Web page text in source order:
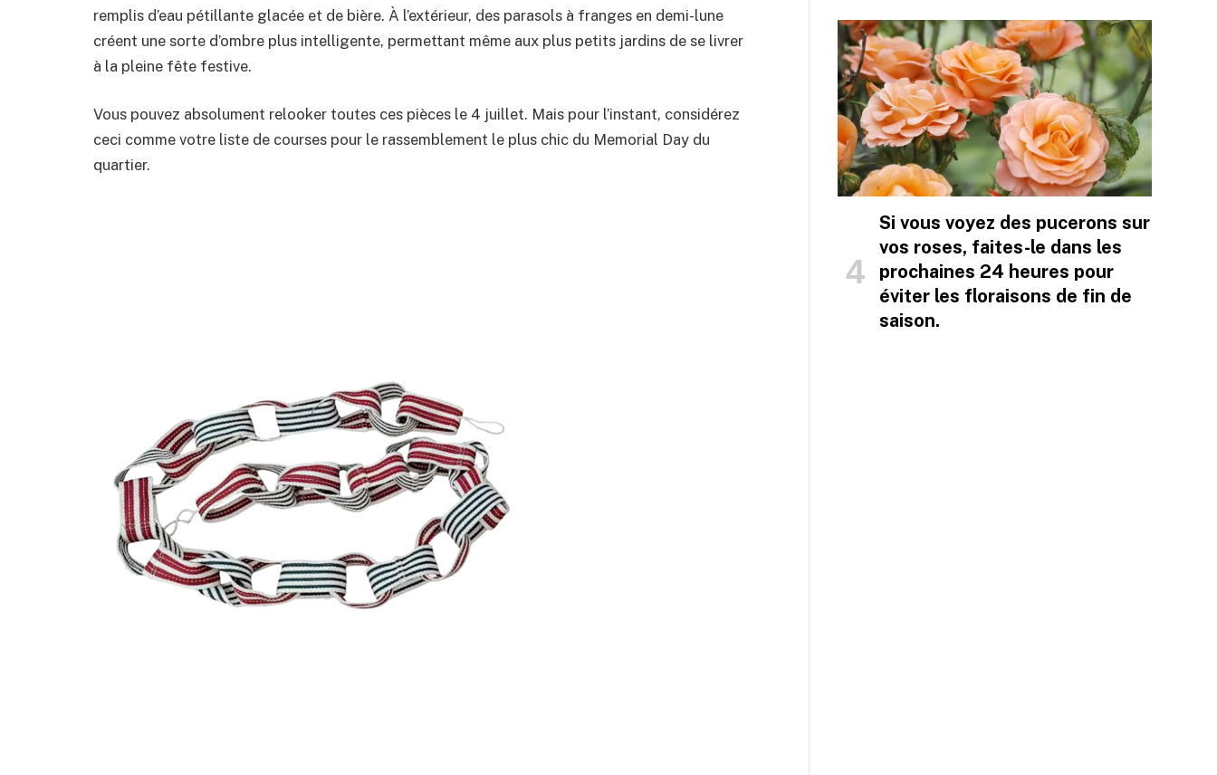
remplis d’eau pétillante glacée et de bière. À l’extérieur, des parasols à franges en demi-lune
créent une sorte d’ombre plus intelligente, permettant même aux plus petits jardins de se livrer
à la pleine fête festive.
Vous pouvez absolument relooker toutes ces pièces le 4 juillet. Mais pour l’instant, considérez
ceci comme votre liste de courses pour le rassemblement le plus chic du Memorial Day du
quartier.
Si vous voyez des pucerons sur
vos roses, faites-le dans les
prochaines 24 heures pour
éviter les floraisons de fin de
saison.